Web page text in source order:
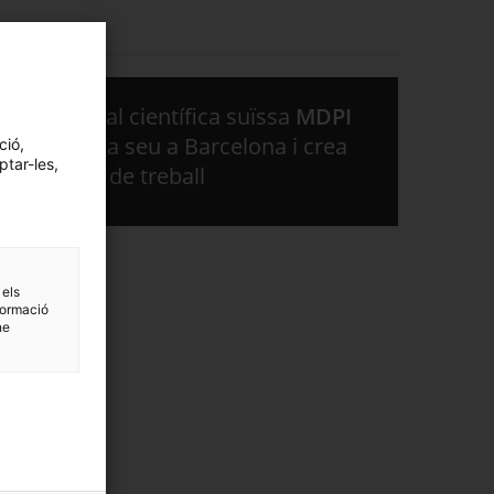
L'editorial científica suïssa MDPI
obre una seu a Barcelona i crea
30 llocs de treball
les,